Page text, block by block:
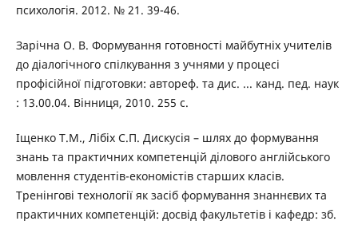
психологія. 2012. № 21. 39-46.
Зарічна О. В. Формування готовності майбутніх учителів
до діалогічного спілкування з учнями у процесі
профісійної підготовки: автореф. та дис. ... канд. пед. наук
: 13.00.04. Вінниця, 2010. 255 с.
Іщенко Т.М., Лібіх С.П. Дискусія – шлях до формування
знань та практичних компетенцій ділового англійського
мовлення студентів-економістів старших класів.
Тренінгові технології як засіб формування знаннєвих та
практичних компетенцій: досвід факультетів і кафедр: зб.